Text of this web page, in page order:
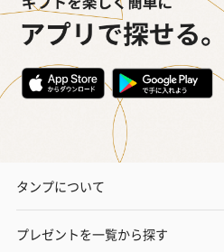
タンプについて
プレゼントを一覧から探す